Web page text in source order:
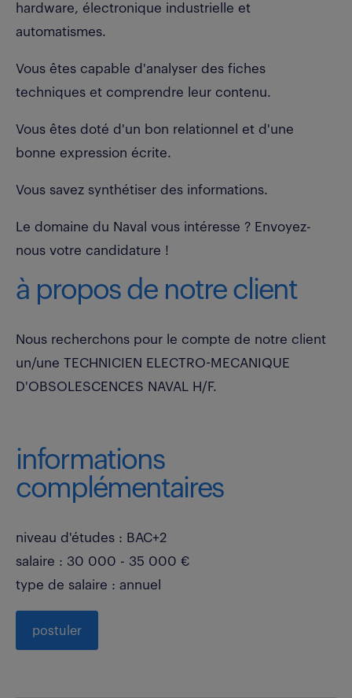
hardware, électronique industrielle et
automatismes.
Vous êtes capable d'analyser des fiches
techniques et comprendre leur contenu.
Vous êtes doté d'un bon relationnel et d'une
bonne expression écrite.
Vous savez synthétiser des informations.
Le domaine du Naval vous intéresse ? Envoyez-
nous votre candidature !
à propos de notre client
Nous recherchons pour le compte de notre client
un/une TECHNICIEN ELECTRO-MECANIQUE
D'OBSOLESCENCES NAVAL H/F.
informations
complémentaires
niveau d'études : BAC+2
salaire : 30 000 - 35 000 €
type de salaire : annuel
postuler